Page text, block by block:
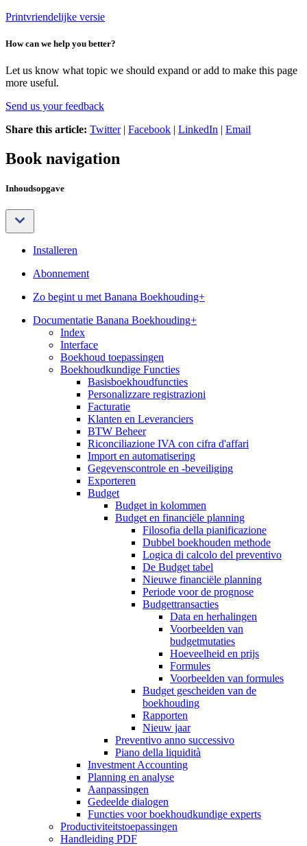
Printvriendelijke versie
How can we help you better?
Let us know what topic we should expand or add to make this page
more useful.
Send us your feedback
Share this article: Twitter| Facebook | LinkedIn | Email
Book navigation
Inhoudsopgave
Installeren
Abonnement
Zo begint u met Banana Boekhouding+
Documentatie Banana Boekhouding+
Index
Interface
Boekhoud toepassingen
Boekhoudkundige Functies
Basisboekhoudfuncties
Personalizzare registrazioni
Facturatie
Klanten en Leveranciers
BTW Beheer
Riconciliazione IVA con cifra d'affari
Import en automatisering
Gegevenscontrole en -beveiliging
Exporteren
Budget
Budget in kolommen
Budget en financiële planning
Filosofia della pianificazione
Dubbel boekhouden methode
Logica di calcolo del preventivo
De Budget tabel
Nieuwe financiële planning
Periode voor de prognose
Budgettransacties
Data en herhalingen
Voorbeelden van
budgetmutaties
Hoeveelheid en prijs
Formules
Voorbeelden van formules
Budget gescheiden van de
boekhouding
Rapporten
Nieuw jaar
Preventivo anno successivo
Piano della liquidità
Investment Accounting
Planning en analyse
Aanpassingen
Gedeelde dialogen
Functies voor boekhoudkundige experts
Productiviteitstoepassingen
Handleiding PDF